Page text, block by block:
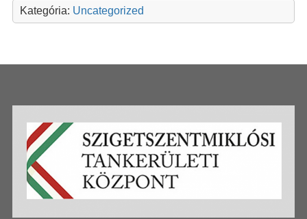
Kategória: Uncategorized